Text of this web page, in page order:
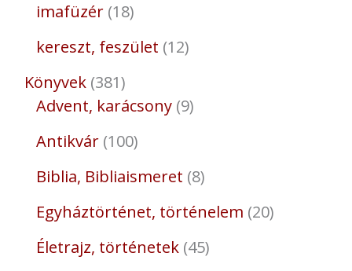
imafüzér 18
kereszt, feszület 12
Könyvek 381
Advent, karácsony 9
Antikvár 100
Biblia, Bibliaismeret 8
Egyháztörténet, történelem 20
Életrajz, történetek 45